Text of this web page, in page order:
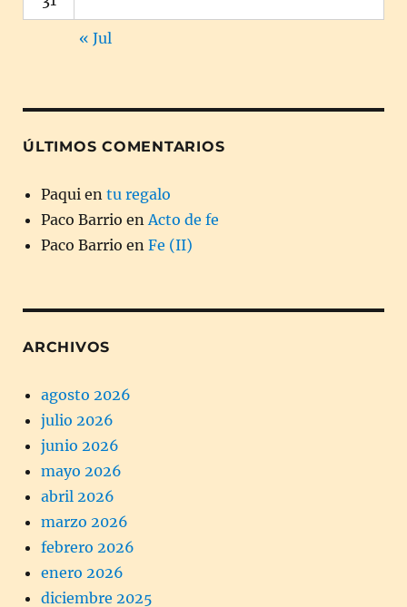
« Jul
ÚLTIMOS COMENTARIOS
Paqui en tu regalo
Paco Barrio en Acto de fe
Paco Barrio en Fe (II)
ARCHIVOS
agosto 2026
julio 2026
junio 2026
mayo 2026
abril 2026
marzo 2026
febrero 2026
enero 2026
diciembre 2025